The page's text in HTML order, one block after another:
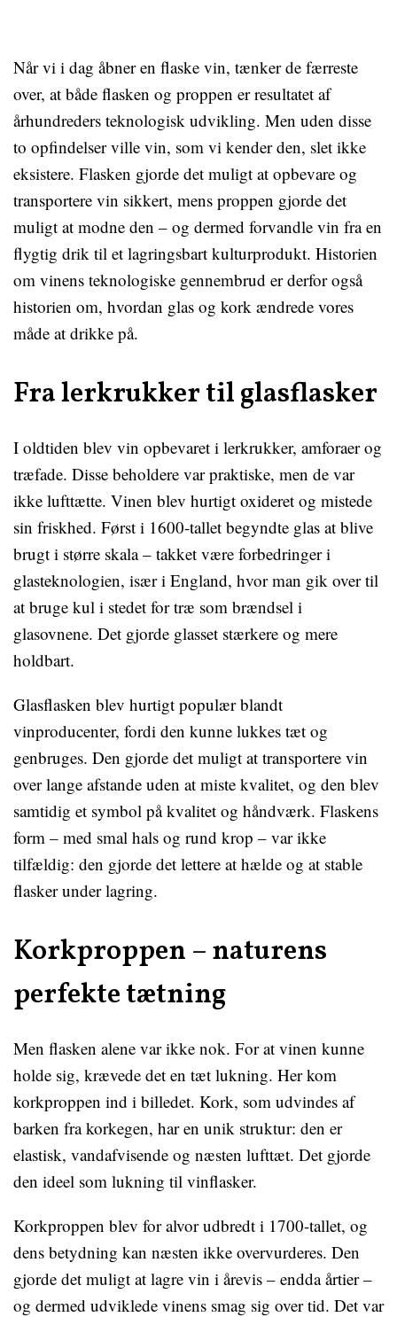
Når vi i dag åbner en flaske vin, tænker de færreste
over, at både flasken og proppen er resultatet af
århundreders teknologisk udvikling. Men uden disse
to opfindelser ville vin, som vi kender den, slet ikke
eksistere. Flasken gjorde det muligt at opbevare og
transportere vin sikkert, mens proppen gjorde det
muligt at modne den – og dermed forvandle vin fra en
flygtig drik til et lagringsbart kulturprodukt. Historien
om vinens teknologiske gennembrud er derfor også
historien om, hvordan glas og kork ændrede vores
måde at drikke på.
Fra lerkrukker til glasflasker
I oldtiden blev vin opbevaret i lerkrukker, amforaer og
træfade. Disse beholdere var praktiske, men de var
ikke lufttætte. Vinen blev hurtigt oxideret og mistede
sin friskhed. Først i 1600-tallet begyndte glas at blive
brugt i større skala – takket være forbedringer i
glasteknologien, især i England, hvor man gik over til
at bruge kul i stedet for træ som brændsel i
glasovnene. Det gjorde glasset stærkere og mere
holdbart.
Glasflasken blev hurtigt populær blandt
vinproducenter, fordi den kunne lukkes tæt og
genbruges. Den gjorde det muligt at transportere vin
over lange afstande uden at miste kvalitet, og den blev
samtidig et symbol på kvalitet og håndværk. Flaskens
form – med smal hals og rund krop – var ikke
tilfældig: den gjorde det lettere at hælde og at stable
flasker under lagring.
Korkproppen – naturens
perfekte tætning
Men flasken alene var ikke nok. For at vinen kunne
holde sig, krævede det en tæt lukning. Her kom
korkproppen ind i billedet. Kork, som udvindes af
barken fra korkegen, har en unik struktur: den er
elastisk, vandafvisende og næsten lufttæt. Det gjorde
den ideel som lukning til vinflasker.
Korkproppen blev for alvor udbredt i 1700-tallet, og
dens betydning kan næsten ikke overvurderes. Den
gjorde det muligt at lagre vin i årevis – endda årtier –
og dermed udviklede vinens smag sig over tid. Det var